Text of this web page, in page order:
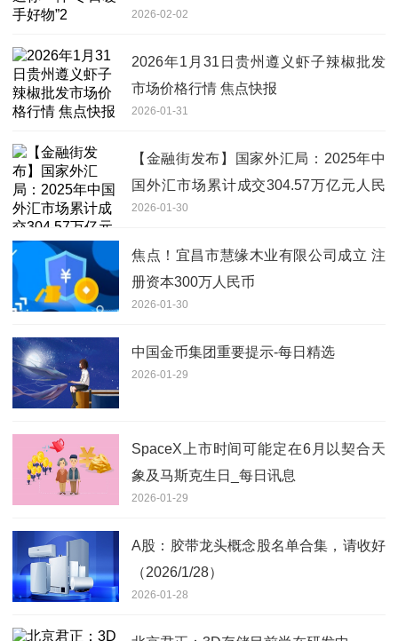
2026-02-02
2026年1月31日贵州遵义虾子辣椒批发
市场价格行情 焦点快报
2026-01-31
【金融街发布】国家外汇局：2025年中
国外汇市场累计成交304.57万亿元人民
币
2026-01-30
焦点！宜昌市慧缘木业有限公司成立 注
册资本300万人民币
2026-01-30
中国金币集团重要提示-每日精选
2026-01-29
SpaceX上市时间可能定在6月以契合天
象及马斯克生日_每日讯息
2026-01-29
A股：胶带龙头概念股名单合集，请收好
（2026/1/28）
2026-01-28